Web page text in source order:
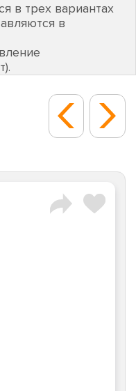
в трех вариантах
в